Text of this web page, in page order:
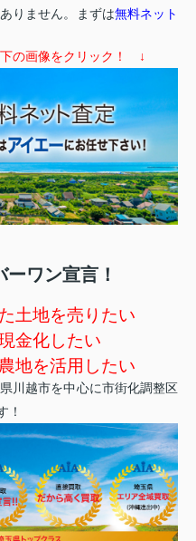
りません。まずは無料ネット
の画像をクリック！ ↓
ワン宣言！
土地を売りたい
金化したい
地を活用したい
川越市を中心に市街化調整区
！